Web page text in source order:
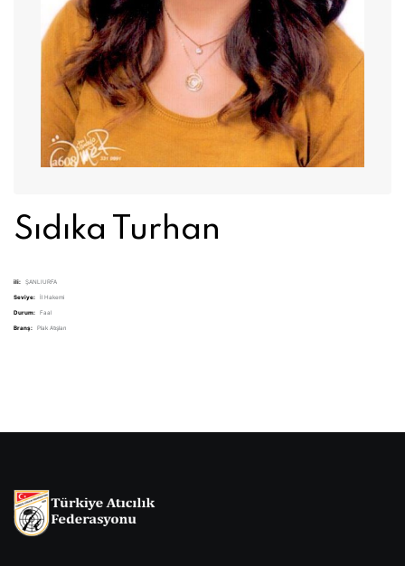
Sıdıka Turhan
ili: ŞANLIURFA
Seviye: İl Hakemi
Durum: Faal
Branş: Plak Atışları